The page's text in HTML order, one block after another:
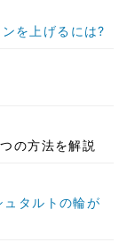
を上げるには?
の方法を解説
タルトの輪が